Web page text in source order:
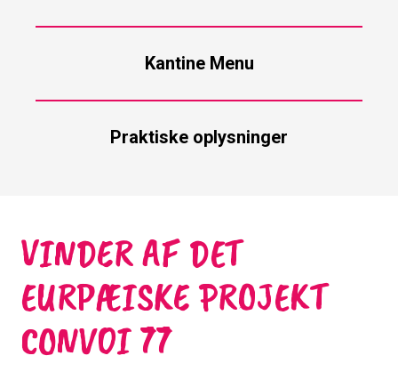
Kantine Menu
Praktiske oplysninger
VINDER AF DET
EURPÆISKE PROJEKT
CONVOI 77